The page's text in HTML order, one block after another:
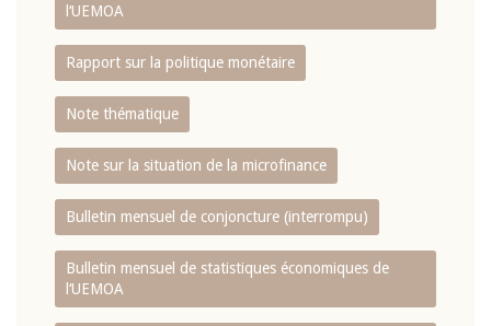
l‘UEMOA
Rapport sur la politique monétaire
Note thématique
Note sur la situation de la microfinance
Bulletin mensuel de conjoncture (interrompu)
Bulletin mensuel de statistiques économiques de
l‘UEMOA